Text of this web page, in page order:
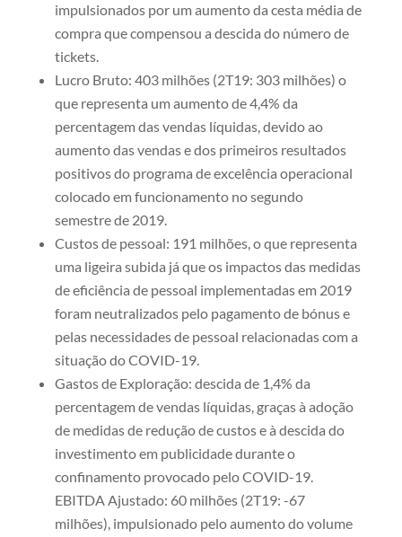
impulsionados por um aumento da cesta média de
compra que compensou a descida do número de
tickets.
Lucro Bruto: 403 milhões (2T19: 303 milhões) o
que representa um aumento de 4,4% da
percentagem das vendas líquidas, devido ao
aumento das vendas e dos primeiros resultados
positivos do programa de excelência operacional
colocado em funcionamento no segundo
semestre de 2019.
Custos de pessoal: 191 milhões, o que representa
uma ligeira subida já que os impactos das medidas
de eficiência de pessoal implementadas em 2019
foram neutralizados pelo pagamento de bónus e
pelas necessidades de pessoal relacionadas com a
situação do COVID-19.
Gastos de Exploração: descida de 1,4% da
percentagem de vendas líquidas, graças à adoção
de medidas de redução de custos e à descida do
investimento em publicidade durante o
confinamento provocado pelo COVID-19.
EBITDA Ajustado: 60 milhões (2T19: -67
milhões), impulsionado pelo aumento do volume